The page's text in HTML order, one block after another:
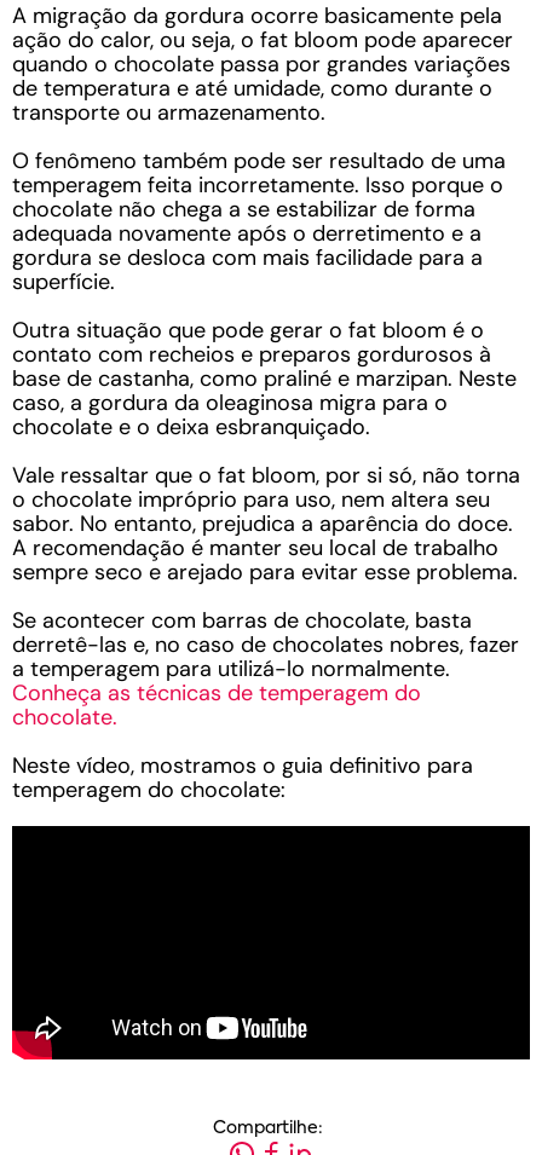
A migração da gordura ocorre basicamente pela
ação do calor, ou seja, o fat bloom pode aparecer
quando o chocolate passa por grandes variações
de temperatura e até umidade, como durante o
transporte ou armazenamento.
O fenômeno também pode ser resultado de uma
temperagem feita incorretamente. Isso porque o
chocolate não chega a se estabilizar de forma
adequada novamente após o derretimento e a
gordura se desloca com mais facilidade para a
superfície.
Outra situação que pode gerar o fat bloom é o
contato com recheios e preparos gordurosos à
base de castanha, como praliné e marzipan. Neste
caso, a gordura da oleaginosa migra para o
chocolate e o deixa esbranquiçado.
Vale ressaltar que o fat bloom, por si só, não torna
o chocolate impróprio para uso, nem altera seu
sabor. No entanto, prejudica a aparência do doce.
A recomendação é manter seu local de trabalho
sempre seco e arejado para evitar esse problema.
Se acontecer com barras de chocolate, basta
derretê-las e, no caso de chocolates nobres, fazer
a temperagem para utilizá-lo normalmente.
Conheça as técnicas de temperagem do
chocolate.
Neste vídeo, mostramos o guia definitivo para
temperagem do chocolate:
Compartilhe: